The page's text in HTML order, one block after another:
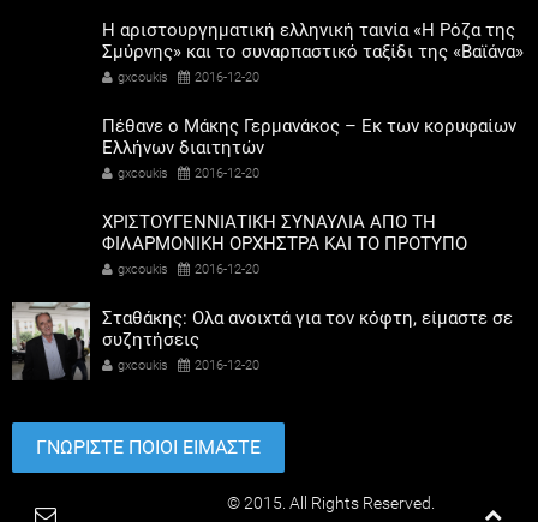
Η αριστουργηματική ελληνική ταινία «Η Ρόζα της
Σμύρνης» και το συναρπαστικό ταξίδι της «Βαϊάνα»
σε Α΄ προβολή, στο Δημοτικό Κινηματοθέατρο
gxcoukis 2016-12-20
Πέθανε ο Μάκης Γερμανάκος – Εκ των κορυφαίων
Ελλήνων διαιτητών
gxcoukis 2016-12-20
ΧΡΙΣΤΟΥΓΕΝΝΙΑΤΙΚΗ ΣΥΝΑΥΛΙΑ ΑΠΟ ΤΗ
ΦΙΛΑΡΜΟΝΙΚΗ ΟΡΧΗΣΤΡΑ ΚΑΙ ΤΟ ΠΡΟΤΥΠΟ
ΜΟΥΣΙΚΟ ΚΕΝΤΡΟ ΠΕΙΡΑΙΑ ΣΤΟ ΔΗΜΟΤΙΚΟ
gxcoukis 2016-12-20
Σταθάκης: Ολα ανοιχτά για τον κόφτη, είμαστε σε
συζητήσεις
gxcoukis 2016-12-20
ΓΝΩΡΙΣΤΕ ΠΟΙΟΙ ΕΙΜΑΣΤΕ
© 2015. All Rights Reserved.